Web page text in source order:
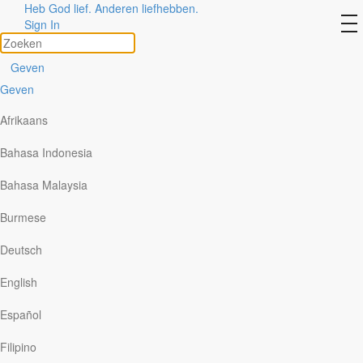
Heb God lief. Anderen liefhebben.
Sign In
Geven
Geven
Afrikaans
Bahasa Indonesia
Bahasa Malaysia
Burmese
Deutsch
English
Español
Filipino
Slagen en toch falen het
verhaal van Jona